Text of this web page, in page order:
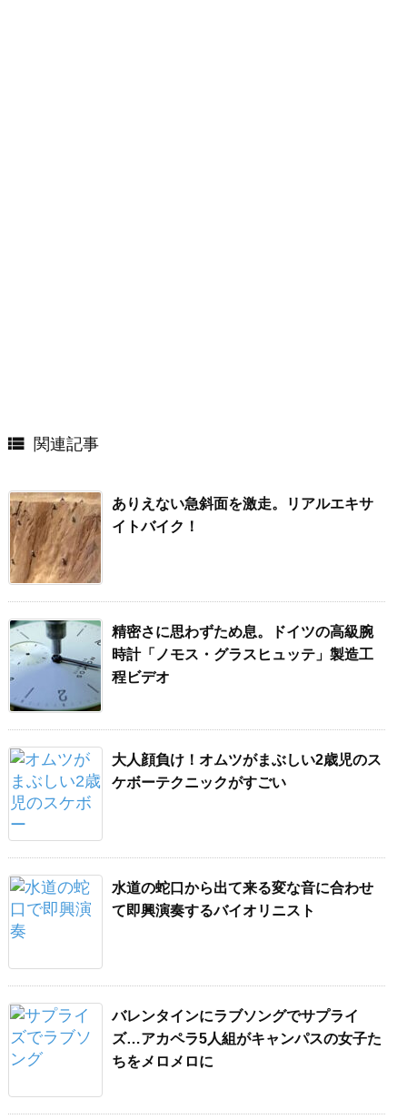
 関連記事
ありえない急斜面を激走。リアルエキサ
イトバイク！
精密さに思わずため息。ドイツの高級腕
時計「ノモス・グラスヒュッテ」製造工
程ビデオ
大人顔負け！オムツがまぶしい2歳児のス
ケボーテクニックがすごい
水道の蛇口から出て来る変な音に合わせ
て即興演奏するバイオリニスト
バレンタインにラブソングでサプライ
ズ…アカペラ5人組がキャンパスの女子た
ちをメロメロに